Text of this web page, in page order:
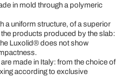
in mold through a polymeric
a uniform structure, of a superior
products produced by the slab:
Luxolid® does not show
made in Italy: from the choice of
according to exclusive